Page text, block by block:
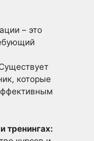
– это
которые
тренингах: